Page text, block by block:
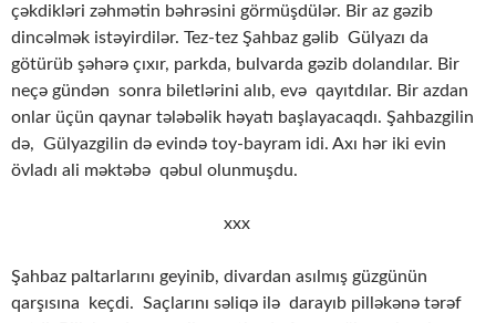
çəkdikləri zəhmətin bəhrəsini görmüşdülər. Bir az gəzib
dincəlmək istəyirdilər. Tez-tez Şahbaz gəlib Gülyazı da
götürüb şəhərə çıxır, parkda, bulvarda gəzib dolandılar. Bir
neçə gündən sonra biletlərini alıb, evə qayıtdılar. Bir azdan
onlar üçün qaynar tələbəlik həyatı başlayacaqdı. Şahbazgilin
də, Gülyazgilin də evində toy-bayram idi. Axı hər iki evin
övladı ali məktəbə qəbul olunmuşdu.
xxx
Şahbaz paltarlarını geyinib, divardan asılmış güzgünün
qarşısına keçdi. Saçlarını səliqə ilə darayıb pilləkənə tərəf